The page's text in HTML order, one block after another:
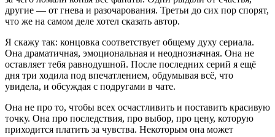
другие — от гнева и разочарования. Третьи до сих пор спорят,
что же на самом деле хотел сказать автор.
Я скажу так: концовка соответствует общему духу сериала.
Она драматичная, эмоциональная и неоднозначная. Она не
оставляет тебя равнодушной. После последних серий я ещё
дня три ходила под впечатлением, обдумывая всё, что
увидела, и обсуждая с подругами в чате.
Она не про то, чтобы всех осчастливить и поставить красивую
точку. Она про последствия, про выбор, про цену, которую
приходится платить за чувства. Некоторым она может